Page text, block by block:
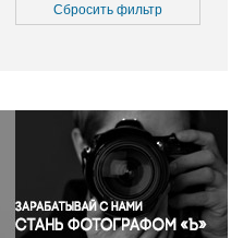
Медицина
Окружающая среда
Политика
Правосудие
Происшествия и конфликты
Религия
Сбросить фильтр